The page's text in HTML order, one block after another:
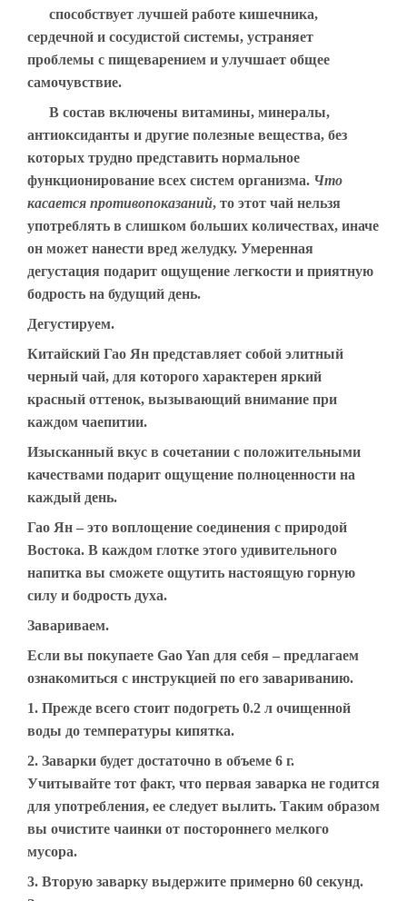
способствует лучшей работе кишечника,
сердечной и сосудистой системы, устраняет
проблемы с пищеварением и улучшает общее
самочувствие.
В состав включены витамины, минералы,
антиоксиданты и другие полезные вещества, без
которых трудно представить нормальное
функционирование всех систем организма. Что
касается противопоказаний, то этот чай нельзя
употреблять в слишком больших количествах, иначе
он может нанести вред желудку. Умеренная
дегустация подарит ощущение легкости и приятную
бодрость на будущий день.
Дегустируем.
Китайский Гао Ян представляет собой элитный
черный чай, для которого характерен яркий
красный оттенок, вызывающий внимание при
каждом чаепитии.
Изысканный вкус в сочетании с положительными
качествами подарит ощущение полноценности на
каждый день.
Гао Ян – это воплощение соединения с природой
Востока. В каждом глотке этого удивительного
напитка вы сможете ощутить настоящую горную
силу и бодрость духа.
Завариваем.
Если вы покупаете Gao Yan для себя – предлагаем
ознакомиться с инструкцией по его завариванию.
1. Прежде всего стоит подогреть 0.2 л очищенной
воды до температуры кипятка.
2. Заварки будет достаточно в объеме 6 г.
Учитывайте тот факт, что первая заварка не годится
для употребления, ее следует вылить. Таким образом
вы очистите чаинки от постороннего мелкого
мусора.
3. Вторую заварку выдержите примерно 60 секунд.